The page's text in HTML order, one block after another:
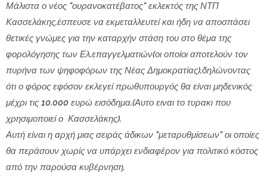
Μάλιστα ο νέος "ουρανοκατέβατος" εκλεκτός της ΝΤΠ
Κασσελάκης,έσπευσε να εκμεταλλευτεί και ήδη να αποσπάσει
θετικές γνώμες για την καταρχήν στάση του στο θέμα της
φορολόγησης των Ελ.επαγγελματιών(οι οποίοι αποτελούν τον
πυρήνα των ψηφοφόρων της Νέας Δημοκρατίας),δηλώνοντας
ότι ο φόρος εφόσον εκλεγεί πρωθυπουργός θα είναι μηδενικός
μέχρι τις 10.000 ευρώ εισόδημα.(Αυτο ειναι το τυρακι που
χρησιμοποιεί ο Κασσελάκης).
Αυτή είναι η αρχή μιας σειράς άδικων "μεταρυθμίσεων" οι οποίες
θα περάσουν χωρίς να υπάρχει ενδιαφέρον για πολιτικό κόστος
από την παρούσα κυβέρνηση.